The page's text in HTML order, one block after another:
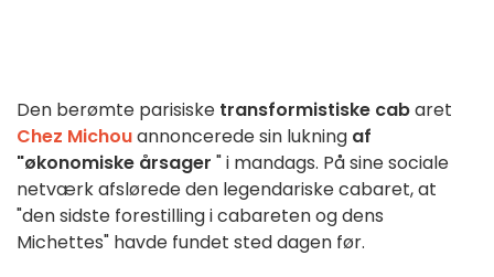
Den berømte parisiske transformistiske cabaret
Chez Michouannoncerede sin lukning af
"økonomiske årsager " i mandags. På sine sociale
netværk afslørede den legendariske cabaret, at
"den sidste forestilling i cabareten og dens
Michettes" havde fundet sted dagen før.